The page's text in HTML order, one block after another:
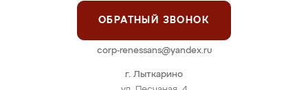
г. Лыткарино
ОБРАТНЫЙ ЗВОНОК
corp-renessans@yandex.ru